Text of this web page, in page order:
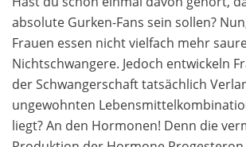
absolute Gurken-Fans sein sollen?
Frauen essen nicht vielfach mehr
Nichtschwangere. Jedoch entwickeln
der Schwangerschaft tatsächlich
ungewohnten
liegt? An den Hormonen! Denn die